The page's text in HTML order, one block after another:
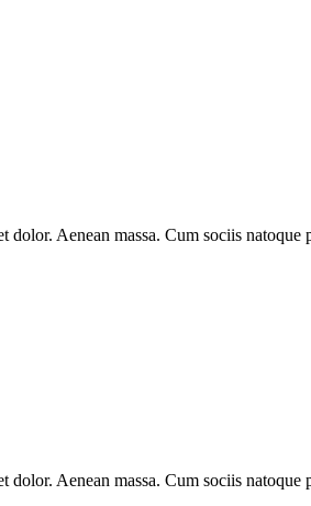
Aenean massa. Cum sociis
Aenean massa. Cum sociis